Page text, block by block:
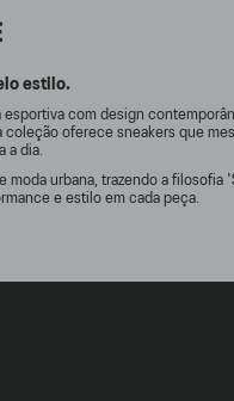
estilo.
com design
coleção oferece sneakers que
a dia.
moda urbana, trazendo a filosofia
e estilo em cada peça.